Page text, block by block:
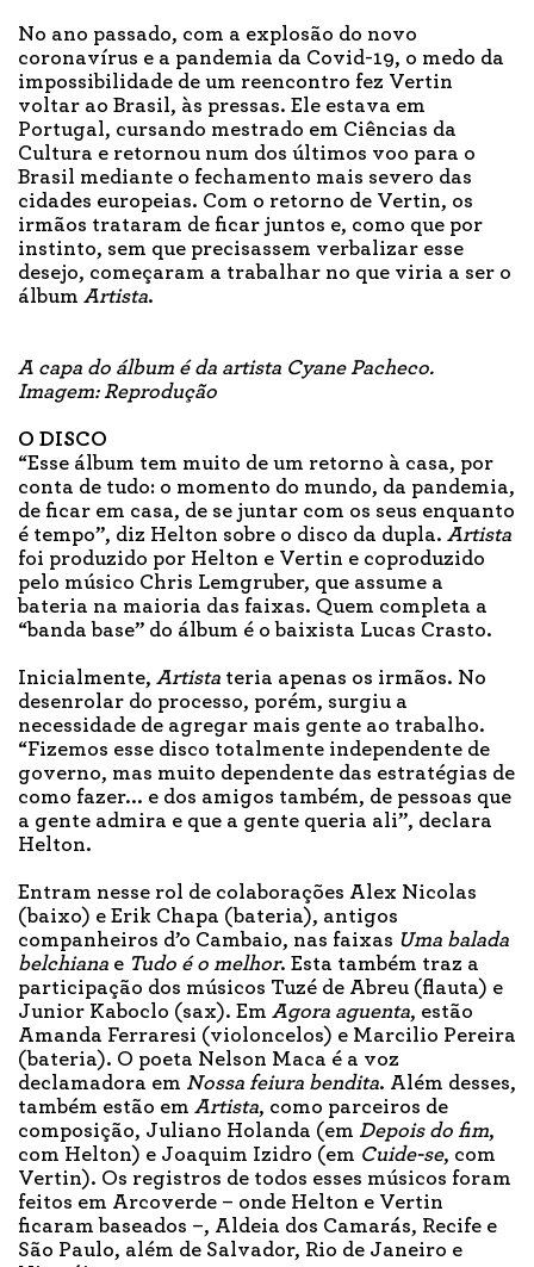
No ano passado, com a explosão do novo
coronavírus e a pandemia da Covid-19, o medo da
impossibilidade de um reencontro fez Vertin
voltar ao Brasil, às pressas. Ele estava em
Portugal, cursando mestrado em Ciências da
Cultura e retornou num dos últimos voo para o
Brasil mediante o fechamento mais severo das
cidades europeias. Com o retorno de Vertin, os
irmãos trataram de ficar juntos e, como que por
instinto, sem que precisassem verbalizar esse
desejo, começaram a trabalhar no que viria a ser o
álbum Artista.
A capa do álbum é da artista Cyane Pacheco.
Imagem: Reprodução
O DISCO
“Esse álbum tem muito de um retorno à casa, por
conta de tudo: o momento do mundo, da pandemia,
de ficar em casa, de se juntar com os seus enquanto
é tempo”, diz Helton sobre o disco da dupla. Artista
foi produzido por Helton e Vertin e coproduzido
pelo músico Chris Lemgruber, que assume a
bateria na maioria das faixas. Quem completa a
“banda base” do álbum é o baixista Lucas Crasto.
Inicialmente, Artista teria apenas os irmãos. No
desenrolar do processo, porém, surgiu a
necessidade de agregar mais gente ao trabalho.
“Fizemos esse disco totalmente independente de
governo, mas muito dependente das estratégias de
como fazer... e dos amigos também, de pessoas que
a gente admira e que a gente queria ali”, declara
Helton.
Entram nesse rol de colaborações Alex Nicolas
(baixo) e Erik Chapa (bateria), antigos
companheiros d’o Cambaio, nas faixas Uma balada
belchiana e Tudo é o melhor. Esta também traz a
participação dos músicos Tuzé de Abreu (flauta) e
Junior Kaboclo (sax). Em Agora aguenta, estão
Amanda Ferraresi (violoncelos) e Marcilio Pereira
(bateria). O poeta Nelson Maca é a voz
declamadora em Nossa feiura bendita. Além desses,
também estão em Artista, como parceiros de
composição, Juliano Holanda (em Depois do fim,
com Helton) e Joaquim Izidro (em Cuide-se, com
Vertin). Os registros de todos esses músicos foram
feitos em Arcoverde – onde Helton e Vertin
ficaram baseados –, Aldeia dos Camarás, Recife e
São Paulo, além de Salvador, Rio de Janeiro e